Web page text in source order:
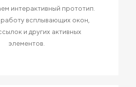
интерактивный прототип.
всплывающих окон,
и других активных
элементов.